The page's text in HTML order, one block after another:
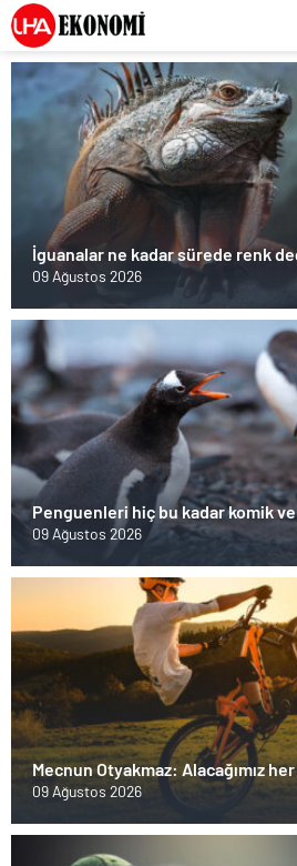
İguanalar ne kadar sürede renk
burada…
09 Ağustos 2026
Penguenleri hiç bu kadar komik ve
görmemiştiniz
09 Ağustos 2026
Mecnun Otyakmaz: Alacağımız
09 Ağustos 2026